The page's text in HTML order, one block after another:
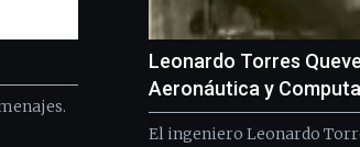
Leonardo Torres
Aeronáutica y
El ingeniero Leonardo